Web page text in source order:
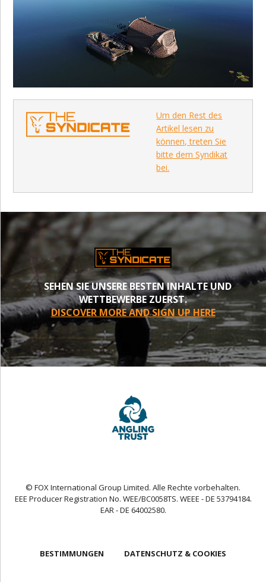
Um den Rest des
Artikel lesen zu
können, treten Sie
bitte dem Syndikat
bei.
SEHEN SIE UNSERE BESTEN INHALTE UND
WETTBEWERBE ZUERST.
DISCOVER MORE AND SIGN UP HERE
© FOX International Group Limited. Alle Rechte vorbehalten.
EEE Producer Registration No. WEE/BC0058TS. WEEE - DE 53794184.
EAR - DE 64002580.
BESTIMMUNGEN DATENSCHUTZ & COOKIES